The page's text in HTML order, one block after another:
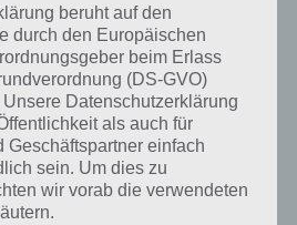
Teilen auf Facebook
beruht auf den
durch den Europäischen
beim Erlass
(DS-GVO)
Datenschutzerklärung
als auch für
Geschäftspartner einfach
sein. Um dies zu
wir vorab die verwendeten